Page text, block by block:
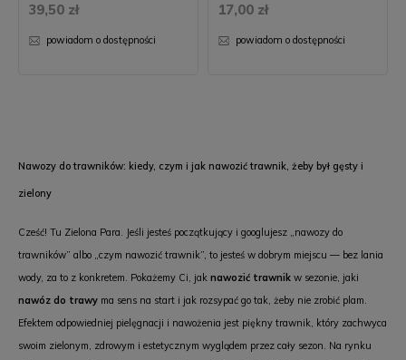
39,50 zł
powiadom o dostępności
17,00 zł
powiadom o dostępności
Nawozy do trawników: kiedy, czym i jak nawozić trawnik, żeby był gęsty i
zielony
Cześć! Tu Zielona Para. Jeśli jesteś początkujący i googlujesz „nawozy do
trawników” albo „czym nawozić trawnik”, to jesteś w dobrym miejscu — bez lania
wody, za to z konkretem. Pokażemy Ci, jak nawozić trawnik w sezonie, jaki
nawóz do trawy ma sens na start i jak rozsypać go tak, żeby nie zrobić plam.
Efektem odpowiedniej pielęgnacji i nawożenia jest piękny trawnik, który zachwyca
swoim zielonym, zdrowym i estetycznym wyglądem przez cały sezon. Na rynku